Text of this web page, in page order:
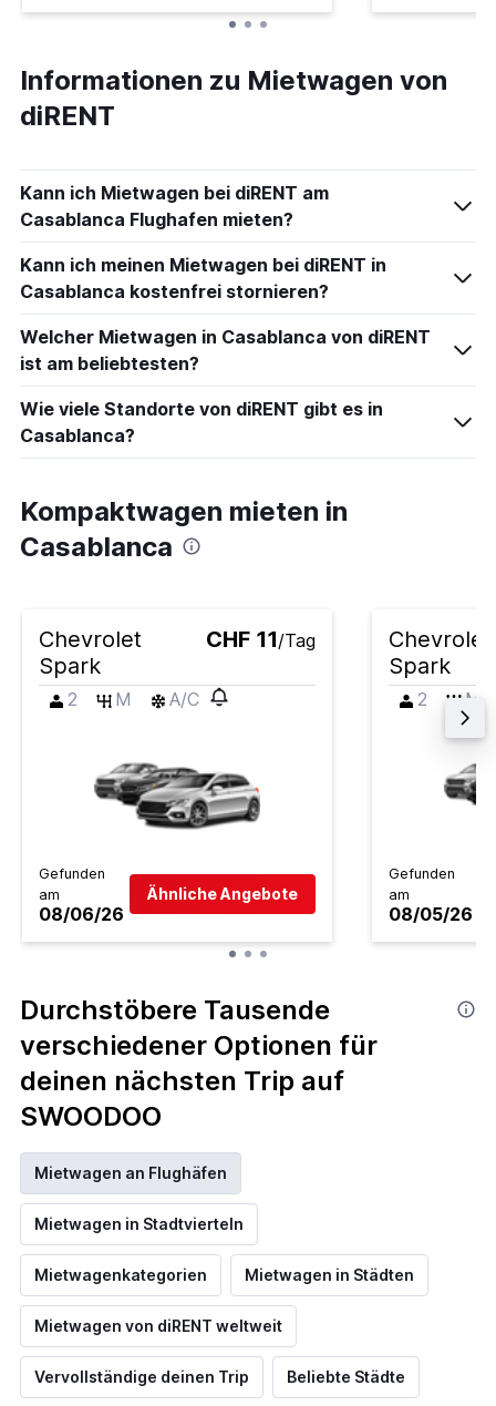
Informationen zu Mietwagen von
diRENT
Kann ich Mietwagen bei diRENT am
Casablanca Flughafen mieten?
Kann ich meinen Mietwagen bei diRENT in
Casablanca kostenfrei stornieren?
Welcher Mietwagen in Casablanca von diRENT
ist am beliebtesten?
Wie viele Standorte von diRENT gibt es in
Casablanca?
Kompaktwagen mieten in
Casablanca
Chevrolet
Spark
CHF 11/Tag
2 M A/C
Gefunden
am
08/06/26
Ähnliche Angebote
Chevrolet
Spark
2 M
Gefunden
am
08/05/26
Durchstöbere Tausende
verschiedener Optionen für
deinen nächsten Trip auf
SWOODOO
Mietwagen an Flughäfen
Mietwagen in Stadtvierteln
Mietwagenkategorien Mietwagen in Städten
Mietwagen von diRENT weltweit
Vervollständige deinen Trip Beliebte Städte